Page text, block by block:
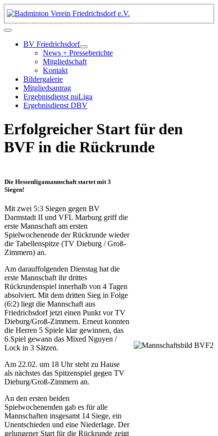
BV Friedrichsdorf
News + Presseberichte
Mitgliedschaft
Kontakt
Bildergalerie
Mitgliedsantrag
Ergebnisdienst nuLiga
Ergebnisdienst DBV
Erfolgreicher Start für den
BVF in die Rückrunde
Die Hessenligamannschaft startet mit 3
Siegen!
Mit zwei 5:3 Siegen gegen BV
Darmstadt II und VFL Marburg griff die
erste Mannschaft am ersten
Spielwochenende der Rückrunde wieder
die Tabellenspitze (TV Dieburg / Groß-
Zimmern) an.
Am darauffolgenden Dienstag hat die
erste Mannschaft ihr drittes
Rückrundenspiel innerhalb von 4 Tagen
absolviert. Mit dem dritten Sieg in Folge
(6:2) liegt die Mannschaft aus
Friedrichsdorf jetzt einen Punkt vor TV
Dieburg/Groß-Zimmern. Erneut konnten
die Herren 5 Spiele klar gewinnen, das
6.Spiel gewann das Mixed Nguyen /
Lock in 3 Sätzen.
Am 22.02. um 18 Uhr steht zu Hause
als nächstes das Spitzenspiel gegen TV
Dieburg/Groß-Zimmern an.
An den ersten beiden
Spielwochenenden gab es für alle
Mannschaften insgesamt 14 Siege, ein
Unentschieden und eine Niederlage. Der
gelungener Start für die Rückrunde zeigt